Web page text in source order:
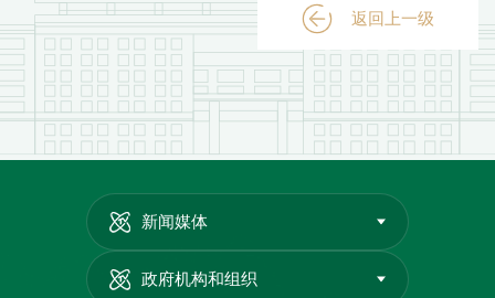
返回上一级
新闻媒体
政府机构和组织